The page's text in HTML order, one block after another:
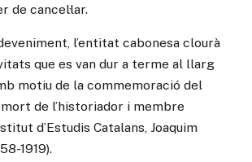
de cancel·lar.
l’entitat cabonesa clourà
que es van dur a terme al llarg
motiu de la commemoració del
de l’historiador i membre
d’Estudis Catalans, Joaquim
1919).